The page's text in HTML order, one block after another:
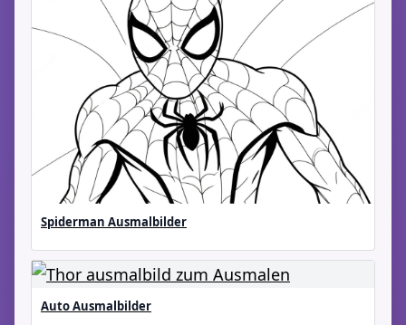
Spiderman Ausmalbilder
Auto Ausmalbilder